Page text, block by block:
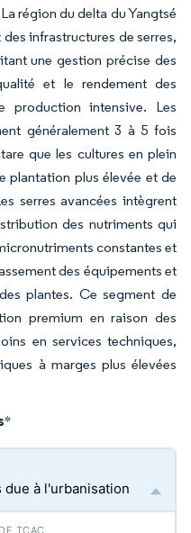
région du delta du Yangtsé
infrastructures de serres,
une gestion précise des
et le rendement des
production intensive. Les
généralement 3 à 5 fois
que les cultures en plein
plantation plus élevée et de
serres avancées intègrent
des nutriments qui
constantes et
des équipements et
plantes. Ce segment de
premium en raison des
en services techniques,
à marges plus élevées
*
à l'urbanisation